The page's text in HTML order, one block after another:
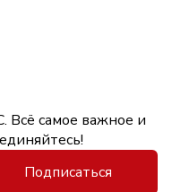
Всё самое важное и
Подписаться